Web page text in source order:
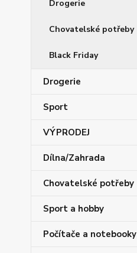
Drogerie
Chovatelské potřeby
Black Friday
Drogerie
Sport
VÝPRODEJ
Dílna/Zahrada
Chovatelské potřeby
Sport a hobby
Počítače a notebooky